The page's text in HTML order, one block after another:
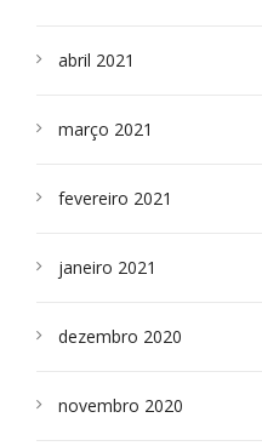
abril 2021
março 2021
fevereiro 2021
janeiro 2021
dezembro 2020
novembro 2020